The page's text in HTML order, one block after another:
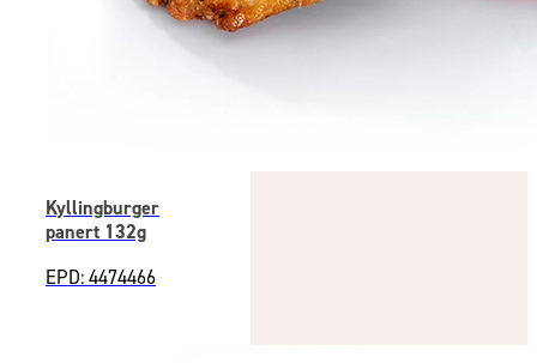
Kyllingburger
panert 132g
EPD: 4474466